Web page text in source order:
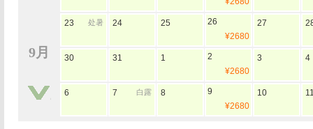
9月
23 处暑 24 25
26
¥2680
27
30 31 1
2
¥2680
3 4
6 7 白露 8
9
¥2680
10